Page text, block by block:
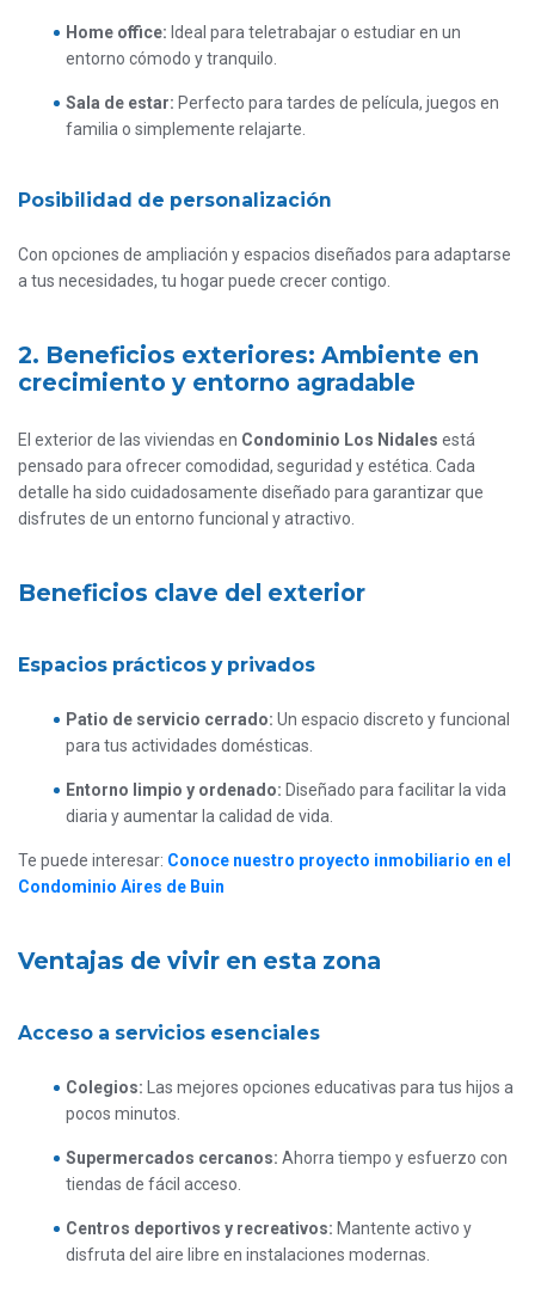
Home office: Ideal para teletrabajar o estudiar en un
entorno cómodo y tranquilo.
Sala de estar: Perfecto para tardes de película, juegos en
familia o simplemente relajarte.
Posibilidad de personalización
Con opciones de ampliación y espacios diseñados para adaptarse
a tus necesidades, tu hogar puede crecer contigo.
2. Beneficios exteriores: Ambiente en
crecimiento y entorno agradable
El exterior de las viviendas en Condominio Los Nidales está
pensado para ofrecer comodidad, seguridad y estética. Cada
detalle ha sido cuidadosamente diseñado para garantizar que
disfrutes de un entorno funcional y atractivo.
Beneficios clave del exterior
Espacios prácticos y privados
Patio de servicio cerrado: Un espacio discreto y funcional
para tus actividades domésticas.
Entorno limpio y ordenado: Diseñado para facilitar la vida
diaria y aumentar la calidad de vida.
Te puede interesar: Conoce nuestro proyecto inmobiliario en el
Condominio Aires de Buin
Ventajas de vivir en esta zona
Acceso a servicios esenciales
Colegios: Las mejores opciones educativas para tus hijos a
pocos minutos.
Supermercados cercanos: Ahorra tiempo y esfuerzo con
tiendas de fácil acceso.
Centros deportivos y recreativos: Mantente activo y
disfruta del aire libre en instalaciones modernas.